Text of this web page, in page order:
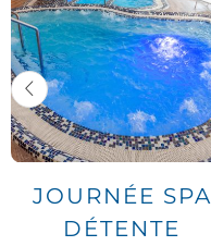
JOURNÉE SPA
DÉTENTE